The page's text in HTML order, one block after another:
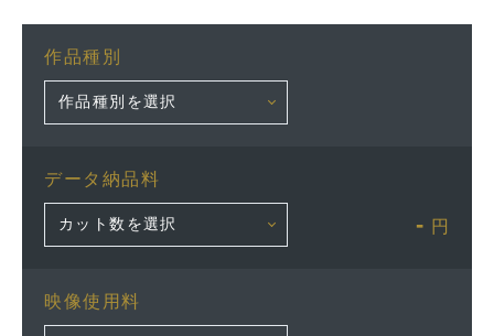
作品種別
データ納品料
- 円
映像使用料